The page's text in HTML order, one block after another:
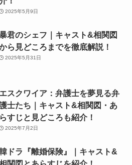
2025年5月9日
君のシェフ｜キャスト&相関図
ら見どころまでを徹底解説！
2025年5月31日
エスクワイア：弁護士を夢見る弁
士たち｜キャスト&相関図・あ
らすじと見どころも紹介！
2025年7月2日
ドラ『離婚保険』｜キャスト&